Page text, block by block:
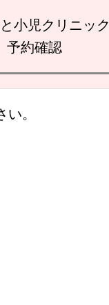
小児クリニック
予約確認
。